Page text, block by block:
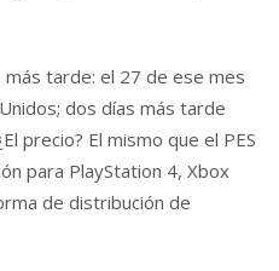
más tarde: el 27 de ese mes
dos días más tarde
precio? El mismo que el PES
para PlayStation 4, Xbox
de distribución de